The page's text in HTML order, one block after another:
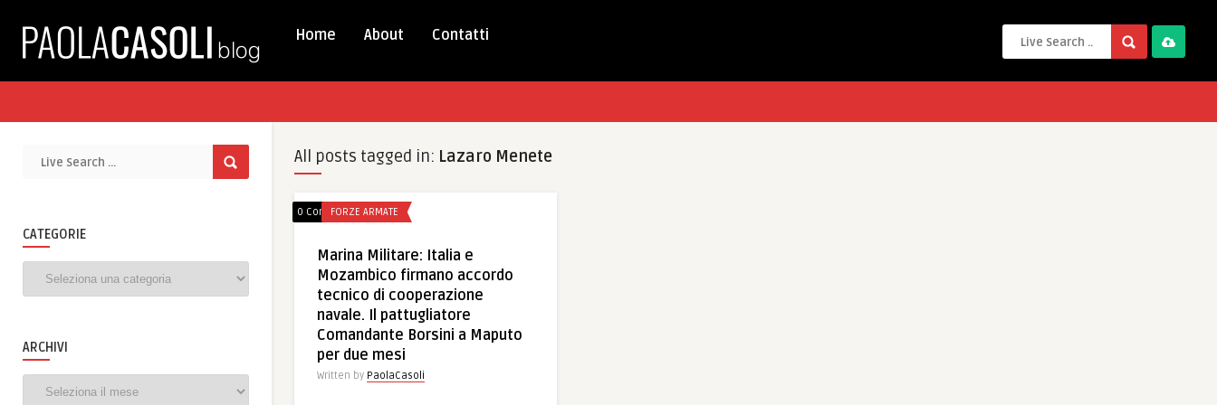
Home About Contatti
CATEGORIE
ARCHIVI
All posts tagged in: Lazaro Menete
0 CommentsFORZE ARMATE
Marina Militare: Italia e
Mozambico firmano accordo
tecnico di cooperazione
navale. Il pattugliatore
Comandante Borsini a Maputo
per due mesi
Written by PaolaCasoli